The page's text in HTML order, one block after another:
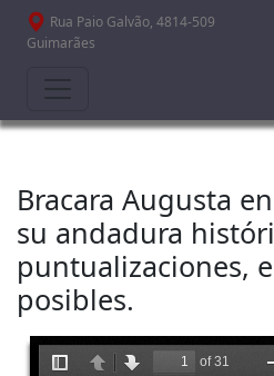
Passar para o conteúdo principal
Rua Paio Galvão, 4814-509
Guimarães
Bracara Augusta
su andadura
puntualizaciones,
posibles.